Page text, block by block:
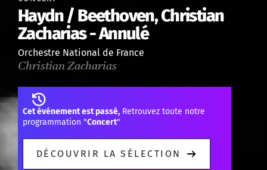
Haydn / Beethoven, Christian
Zacharias - Annulé
Orchestre National de France
Christian Zacharias
Cet événement est passé, Retrouvez toute notre
programmation "Concert"
DÉCOUVRIR LA SÉLECTION